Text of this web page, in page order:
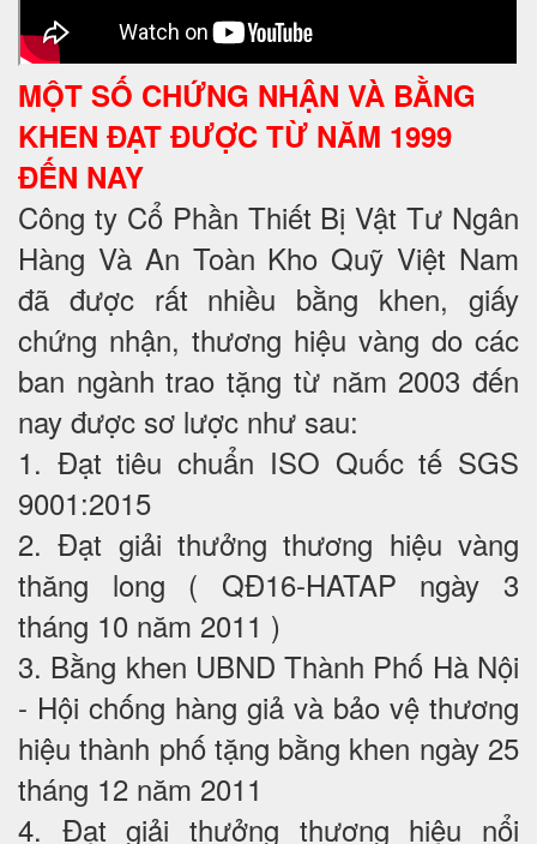
MỘT SỐ CHỨNG NHẬN VÀ BẰNG
KHEN ĐẠT ĐƯỢC TỪ NĂM 1999
ĐẾN NAY
Công ty Cổ Phần Thiết Bị Vật Tư Ngân
Hàng Và An Toàn Kho Quỹ Việt Nam
đã được rất nhiều bằng khen, giấy
chứng nhận, thương hiệu vàng do các
ban ngành trao tặng từ năm 2003 đến
nay được sơ lược như sau:
1. Đạt tiêu chuẩn ISO Quốc tế SGS
9001:2015
2. Đạt giải thưởng thương hiệu vàng
thăng long ( QĐ16-HATAP ngày 3
tháng 10 năm 2011 )
3. Bằng khen UBND Thành Phố Hà Nội
- Hội chống hàng giả và bảo vệ thương
hiệu thành phố tặng bằng khen ngày 25
tháng 12 năm 2011
4. Đạt giải thưởng thương hiệu nổi